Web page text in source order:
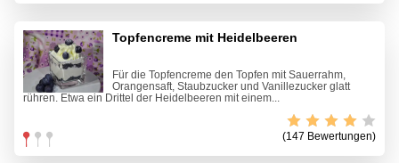
Topfencreme mit Heidelbeeren
Für die Topfencreme den Topfen mit Sauerrahm,
Orangensaft, Staubzucker und Vanillezucker glatt
rühren. Etwa ein Drittel der Heidelbeeren mit einem...
(147 Bewertungen)